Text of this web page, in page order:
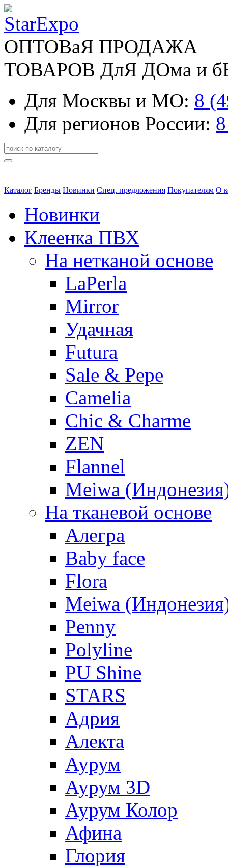
ОПТОВаЯ ПРОДАЖА
ТОВАРОВ ДлЯ ДОма и
Для Москвы и МО: 8
Для регионов России:
Каталог Бренды Новинки Спец. предложения Покупателям О
Новинки
Клеенка ПВХ
На нетканой основе
LaPerla
Mirror
Удачная
Futura
Sale & Pepe
Camelia
Chic & Charme
ZEN
Flannel
Meiwa
На тканевой основе
Алегра
Baby face
Flora
Meiwa
Penny
Polyline
PU Shine
STARS
Адрия
Алекта
Аурум
Аурум 3D
Аурум Колор
Афина
Глория